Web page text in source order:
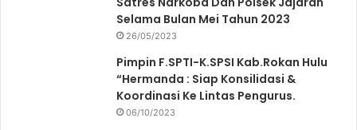
Selama Bulan Mei Tahun 2023
26/05/2023
Pimpin F.SPTI-K.SPSI Kab.Rokan Hulu
“Hermanda : Siap Konsilidasi &
Koordinasi Ke Lintas Pengurus.
06/10/2023